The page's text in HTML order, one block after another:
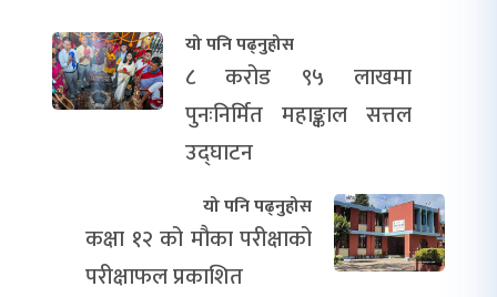
यो पनि पढ्नुहोस
८ करोड ९५ लाखमा
पुनःनिर्मित महाङ्काल सत्तल
उद्घाटन
यो पनि पढ्नुहोस
कक्षा १२ को मौका परीक्षाको
परीक्षाफल प्रकाशित